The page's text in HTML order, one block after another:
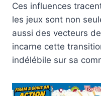
Ces influences
les jeux sont non
aussi des vecteurs
incarne cette
indélébile sur sa